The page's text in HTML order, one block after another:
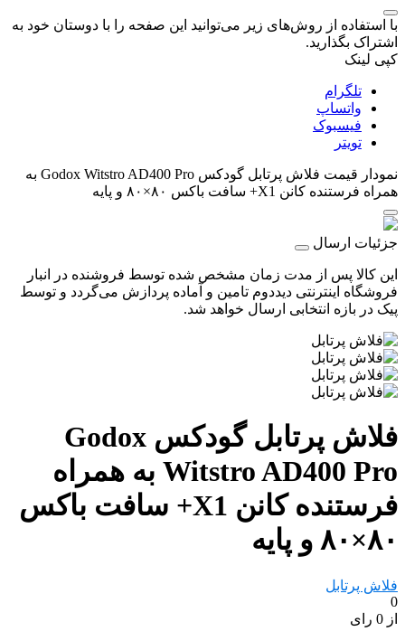
با استفاده از روش‌های زیر می‌توانید این صفحه را با دوستان خود به
اشتراک بگذارید.
کپی لینک
تلگرام
واتساپ
فیسبوک
تویتر
نمودار قیمت
فلاش پرتابل گودکس Godox Witstro AD400 Pro به
همراه فرستنده کانن X1+ سافت باکس ۸۰×۸۰ و پایه
جزئیات ارسال
این کالا پس از مدت زمان مشخص شده توسط فروشنده در انبار
فروشگاه اینترنتی دیددوم تامین و آماده پردازش می‌گردد و توسط
پیک در بازه انتخابی ارسال خواهد شد.
فلاش پرتابل گودکس Godox
Witstro AD400 Pro به همراه
فرستنده کانن X1+ سافت باکس
۸۰×۸۰ و پایه
فلاش پرتابل
0
از 0 رای